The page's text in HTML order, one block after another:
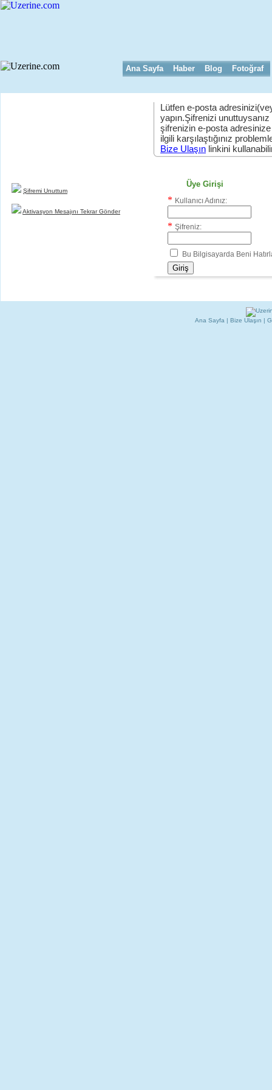
Ana Sayfa Haber Blog Fotoğraf
Şifremi Unuttum
Aktivasyon Mesajını Tekrar Gönder
Lütfen e-posta
yapın.Şifrenizi
şifrenizin e-posta
ilgili karşılaştığınız
Bize Ulaşın linkini
Üye Girişi
* Kullanıcı Adınız:
* Şifreniz:
Bu Bilgisayarda Beni
Ana Sayfa | Bize Ulaşın |